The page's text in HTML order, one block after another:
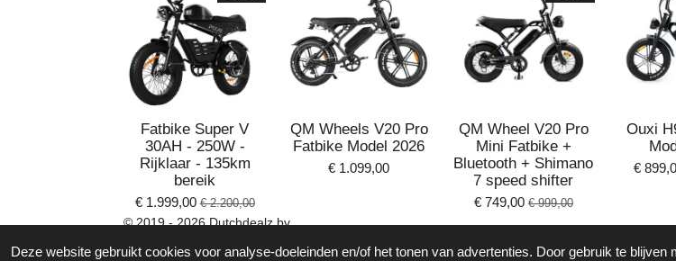
Deze website gebruikt cookies voor analyse-doeleinden en/of het tonen van advertenties. Door gebruik te
Fatbike Super V
30AH - 250W -
Rijklaar - 135km
bereik
€ 1.999,00 € 2.200,00
QM Wheels V20 Pro
Fatbike Model 2026
€ 1.099,00
QM Wheel V20 Pro
Mini Fatbike +
Bluetooth + Shimano
7 speed shifter
€ 749,00 € 999,00
Ouxi
€
© 2019 - 2026 Dutchdealz bv